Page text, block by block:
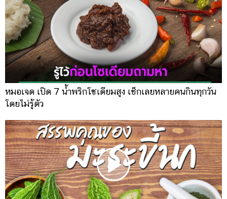
หมอเจด เปิด 7 น้ำพริกโซเดียมสูง เช็กเลยหลายคนกินทุกวัน
โดยไม่รู้ตัว